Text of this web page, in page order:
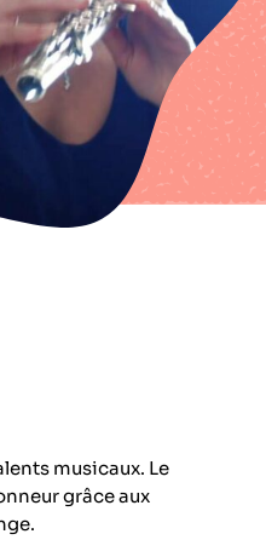
musicaux. Le
grâce aux